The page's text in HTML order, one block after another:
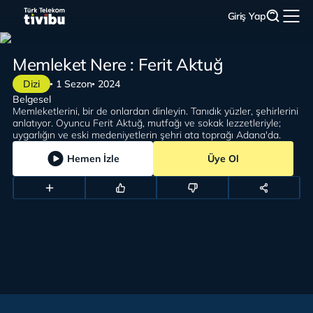
Giriş Yap
Dizi 1 Sezon 2024
Memleket Nere : Ferit Aktuğ
Memleketlerini, bir de onlardan dinleyin. Tanıdık yüzler, şehirlerini
anlatıyor. Oyuncu Ferit Aktuğ, mutfağı ve sokak lezzetleriyle;
uygarlığın ve eski medeniyetlerin şehri ata toprağı Adana'da.
Belgesel
Hemen İzle Üye Ol